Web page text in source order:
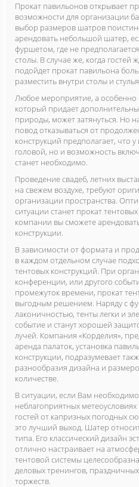
Прокат павильонов открывает
возможности для организации
выбор размеров шатров
арендовать небольшой шатер,
фуршетом, где не
столы. В случае же, когда гостей
подойдет прокат павильона
разместить внутри столы и
Любое мероприятие, а особенно
который придает
природы, может затянуться. Но
повод отказываться от
конструкций предполагает, что
головой, но и возможность
станет необходимо.
​Проведение свадеб, летних
на свежем воздухе, требуют
организации пространства.
ситуации станет прокат
компании вы сможете
конструкции.
В зависимости от формата и
в каждом отдельном случае
тентовых конструкций. При
конференции, или другого
промежуток времени, прокат
выгодным решением. Наряду с
лаконичностью, тенты легки и
событие и станут хорошей
лучей. Компания «Корделия»,
аренда палаток, установка
конструкции, подразумевает
разнообразия дизайна и
количестве.
В ситуации, если Вам
неблагоприятных
гостей от капризных погодных
это лучший выход. Шатер
типа. Его классический дизайн
отлично настраивает на
тентовой системы
деловых тренингов,
торжеств.